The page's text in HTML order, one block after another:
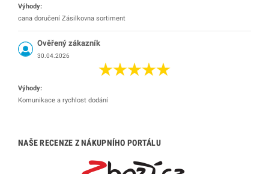
Výhody:
cana doručení Zásilkovna sortiment
Ověřený zákazník
30.04.2026
Výhody:
Komunikace a rychlost dodání
NAŠE RECENZE Z NÁKUPNÍHO PORTÁLU